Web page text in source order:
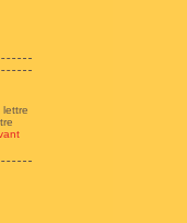
lettre